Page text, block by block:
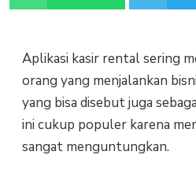
Aplikasi kasir rental sering
orang yang menjalankan
yang bisa disebut juga
ini cukup populer karena
sangat menguntungkan.